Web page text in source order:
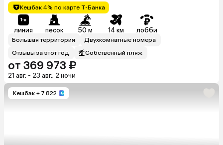
Кешбэк 4% по карте Т-Банка
линия песок 50 м 14 км лобби
Большая территория
Двухкомнатные номера
Отзывы за этот год
Собственный пляж
от 369 973 ₽
21 авг. - 23 авг., 2 ночи
Кешбэк + 7 822